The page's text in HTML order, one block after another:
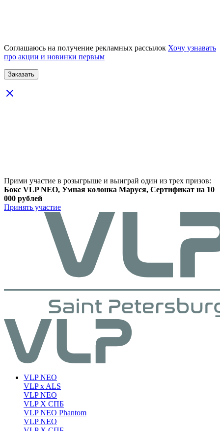
Соглашаюсь на получение рекламных рассылок Хочу узнавать
про акции и новинки первым
Прими участие в розыгрыше и выиграй один из трех призов:
Бокс VLP NEO, Умная колонка Маруся, Сертификат на 10
000 рублей
Принять участие
VLP NEO
VLP x ALS
VLP NEO
VLP X СПБ
VLP NEO Phantom
VLP NEO